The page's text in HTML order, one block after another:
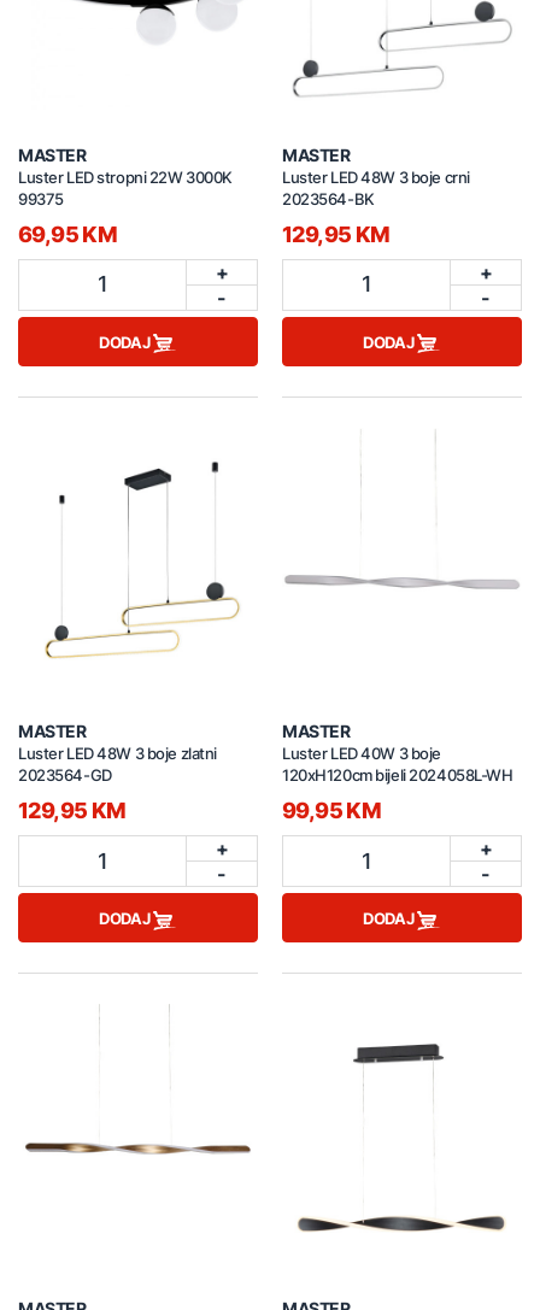
MASTER
Luster LED stropni 22W 3000K
99375
69,95 KM
1
+
-
DODAJ
MASTER
Luster LED 48W 3 boje crni
2023564-BK
129,95 KM
1
+
-
DODAJ
MASTER
Luster LED 48W 3 boje zlatni
2023564-GD
129,95 KM
1
+
-
DODAJ
MASTER
Luster LED 40W 3 boje
120xH120cm bijeli 2024058L-WH
99,95 KM
1
+
-
DODAJ